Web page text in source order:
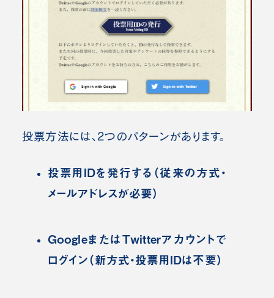
投票方法には、2つのパターンがあります。
投票用IDを発行する（従来の方式・
メールアドレスが必要）
GoogleまたはTwitterアカウントで
ログイン（新方式・投票用IDは不要）